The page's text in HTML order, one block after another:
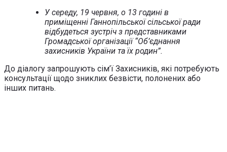
У середу, 19 червня, о 13 годині в
приміщенні Ганнопільської сільської ради
відбудеться зустріч з представниками
Громадської організації “Об’єднання
захисників України та їх родин”.
До діалогу запрошують сім’ї Захисників, які потребують
консультації щодо зниклих безвісти, полонених або
інших питань.